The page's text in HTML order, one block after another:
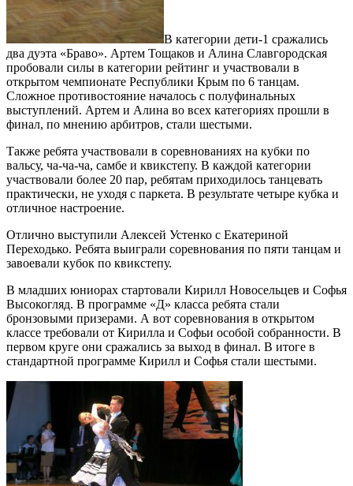
В категории дети-1 сражались
два дуэта «Браво». Артем Тощаков и Алина Славгородская
пробовали силы в категории рейтинг и участвовали в
открытом чемпионате Республики Крым по 6 танцам.
Сложное противостояние началось с полуфинальных
выступлений. Артем и Алина во всех категориях прошли в
финал, по мнению арбитров, стали шестыми.
Также ребята участвовали в соревнованиях на кубки по
вальсу, ча-ча-ча, самбе и квикстепу. В каждой категории
участвовали более 20 пар, ребятам приходилось танцевать
практически, не уходя с паркета. В результате четыре кубка и
отличное настроение.
Отлично выступили Алексей Устенко с Екатериной
Переходько. Ребята выиграли соревнования по пяти танцам и
завоевали кубок по квикстепу.
В младших юниорах стартовали Кирилл Новосельцев и Софья
Высокогляд. В программе «Д» класса ребята стали
бронзовыми призерами. А вот соревнования в открытом
классе требовали от Кирилла и Софьи особой собранности. В
первом круге они сражались за выход в финал. В итоге в
стандартной программе Кирилл и Софья стали шестыми.